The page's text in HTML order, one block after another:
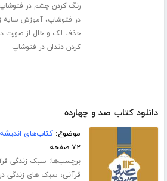
رنگ کردن چشم در فتوشاپ
در فتوشاپ،آموزش سایه
حذف لک و خال از صورت
کردن دندان در فتوشاپ
دانلود کتاب صد و چهارده
موضوع:کتاب‌های
۷۲ صفحه
برچسب‌ها: سبک زندگی
قرآنی، سبک های زندگی